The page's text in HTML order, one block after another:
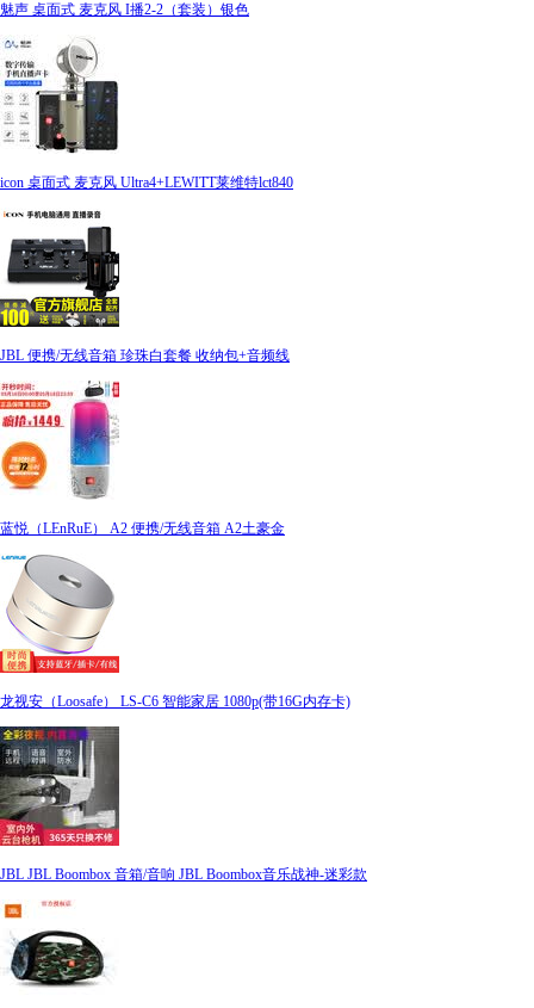
魅声 桌面式 麦克风 I播2-2（套装）银色
icon 桌面式 麦克风 Ultra4+LEWITT莱维特lct840
JBL 便携/无线音箱 珍珠白套餐 收纳包+音频线
蓝悦（LEnRuE） A2 便携/无线音箱 A2土豪金
龙视安（Loosafe） LS-C6 智能家居 1080p(带16G内存卡)
JBL JBL Boombox 音箱/音响 JBL Boombox音乐战神-迷彩款